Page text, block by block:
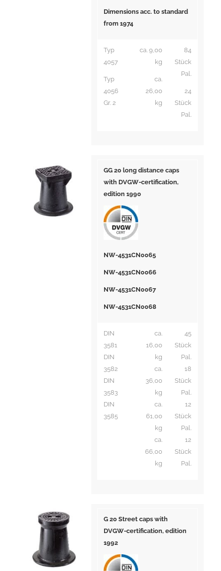
Dimensions acc. to standard
from 1974
Typ
4057
Typ
4056
Gr. 2
ca. 9,00
kg
ca.
26,00
kg
84
Stück
Pal.
24
Stück
Pal.
GG 20 long distance caps
with DVGW-certification,
edition 1990
NW-4531CN0065
NW-4531CN0066
NW-4531CN0067
NW-4531CN0068
DIN
3581
DIN
3582
DIN
3583
DIN
3585
ca.
16,00
kg
ca.
36,00
kg
ca.
61,00
kg
ca.
66,00
kg
45
Stück
Pal.
18
Stück
Pal.
12
Stück
Pal.
12
Stück
Pal.
G 20 Street caps with
DVGW-certification, edition
1992